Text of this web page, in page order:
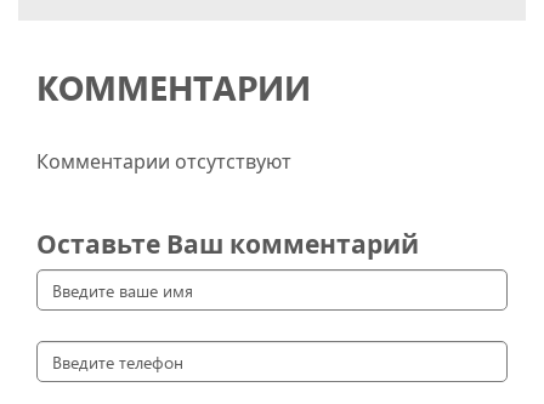
КОММЕНТАРИИ
Комментарии отсутствуют
Оставьте Ваш комментарий